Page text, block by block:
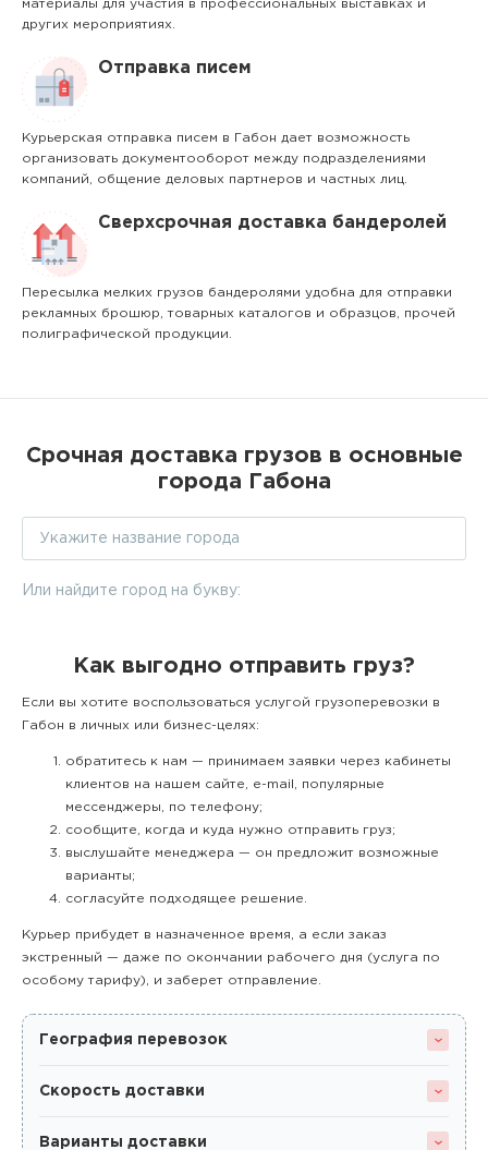
материалы для участия в профессиональных выставках и
других мероприятиях.
Отправка писем
Курьерская отправка писем в Габон дает возможность
организовать документооборот между подразделениями
компаний, общение деловых партнеров и частных лиц.
Сверхсрочная доставка бандеролей
Пересылка мелких грузов бандеролями удобна для отправки
рекламных брошюр, товарных каталогов и образцов, прочей
полиграфической продукции.
Срочная доставка грузов в основные
города Габона
Или найдите город на букву:
Как выгодно отправить груз?
Если вы хотите воспользоваться услугой грузоперевозки в
Габон в личных или бизнес-целях:
обратитесь к нам — принимаем заявки через кабинеты
клиентов на нашем сайте, e-mail, популярные
мессенджеры, по телефону;
сообщите, когда и куда нужно отправить груз;
выслушайте менеджера — он предложит возможные
варианты;
согласуйте подходящее решение.
Курьер прибудет в назначенное время, а если заказ
экстренный — даже по окончании рабочего дня (услуга по
особому тарифу), и заберет отправление.
География перевозок
Скорость доставки
Варианты доставки